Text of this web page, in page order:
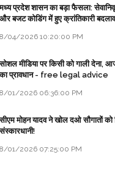
मध्य प्रदेश शासन का बड़ा फैसला:
और बजट कोडिंग में हुए क्रांतिकारी बदलाव
8/04/2026 10:20:00 PM
सोशल मीडिया पर किसी को गाली देना,
का प्रावधान - free legal advice
8/01/2026 06:36:00 PM
सीएम मोहन यादव ने खोल दओ सौगातों को
संस्कारधानी!
8/01/2026 07:25:00 PM